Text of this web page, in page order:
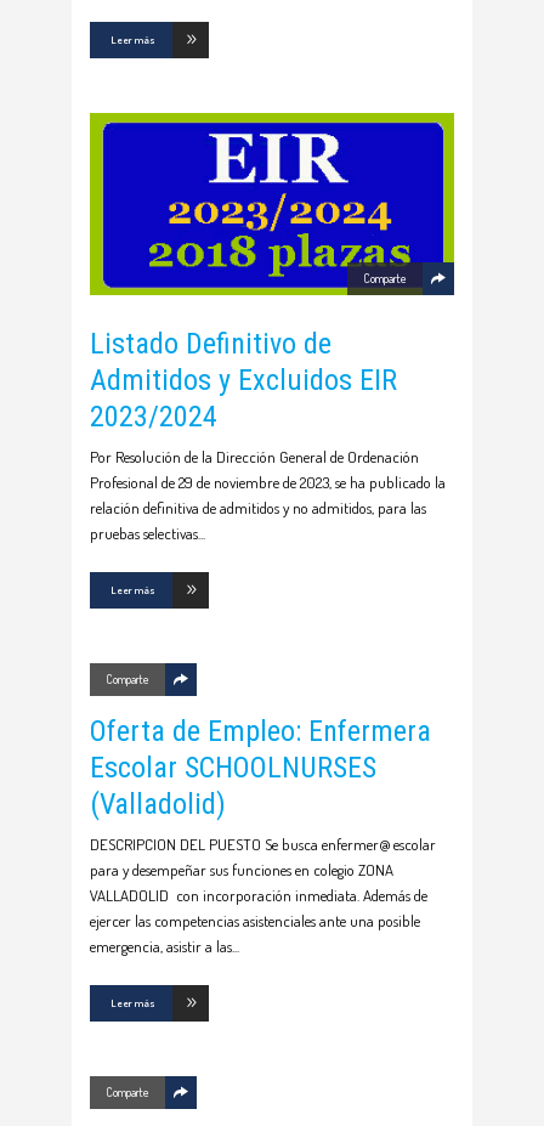
Leer más
Comparte
Listado Definitivo de
Admitidos y Excluidos EIR
2023/2024
Por Resolución de la Dirección General de Ordenación
Profesional de 29 de noviembre de 2023, se ha publicado la
relación definitiva de admitidos y no admitidos, para las
pruebas selectivas
Leer más
Comparte
Oferta de Empleo: Enfermera
Escolar SCHOOLNURSES
(Valladolid)
DESCRIPCION DEL PUESTO Se busca enfermer@ escolar
para y desempeñar sus funciones en colegio ZONA
VALLADOLID con incorporación inmediata. Además de
ejercer las competencias asistenciales ante una posible
emergencia, asistir a las
Leer más
Comparte